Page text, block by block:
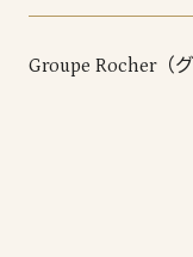
Groupe Rocher（